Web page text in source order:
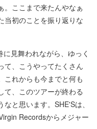
。ここまで来たんやなぁ
当初のことを振り返りな
見舞われながら、ゆっく
て、こうやってたくさん
これからも今までと何も
て、このツアーが終わる
と思います。SHE'Sは、
Recordsからメジャー